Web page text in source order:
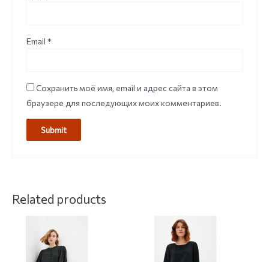
Email *
Сохранить моё имя, email и адрес сайта в этом
браузере для последующих моих комментариев.
Related products